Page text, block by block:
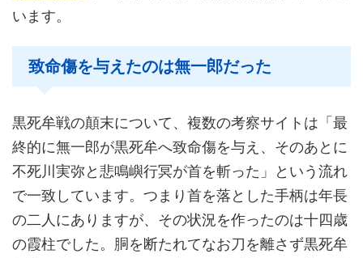
います。
致命傷を与えたのは無一郎だった
黒死牟戦の顛末について、複数の考察サイトは「最
終的に無一郎が黒死牟へ致命傷を与え、そのあとに
不死川実弥と悲鳴嶼行冥が首を斬った」という流れ
で一致しています。つまり首を落とした手柄は年長
の二人にありますが、その状況を作ったのは十四歳
の霞柱でした。胴を断たれてなお刀を離さず黒死牟